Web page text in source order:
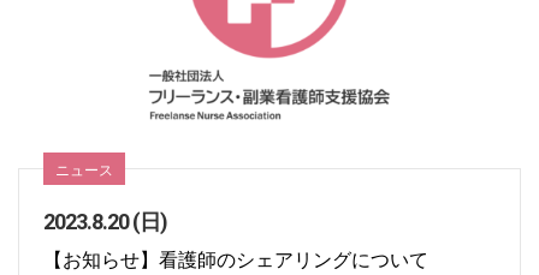
2023.8.20 (日)
ニュース
【お知らせ】看護師のシェアリングについて